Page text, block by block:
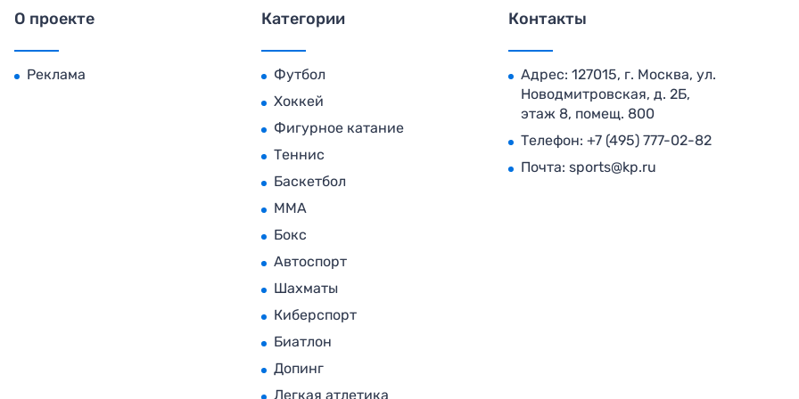
О проекте
Реклама
Категории
Футбол
Хоккей
Фигурное катание
Теннис
Баскетбол
MMA
Бокс
Автоспорт
Шахматы
Киберспорт
Биатлон
Допинг
Легкая атлетика
Контакты
Адрес: 127015, г. Москва, ул.
Новодмитровская, д. 2Б,
этаж 8, помещ. 800
Телефон: +7 (495) 777-02-82
Почта: sports@kp.ru